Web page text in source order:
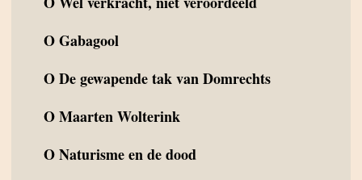
OGabagool
ODe gewapende tak van Domrechts
OMaarten Wolterink
ONaturisme en de dood